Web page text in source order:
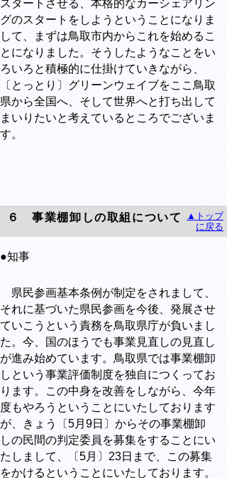
スタートさせる、本格的なカーシェアリン
グのスタートをしようということになりま
して、まずは鳥取市内からこれを始めるこ
とになりました。そうしたようなことをい
ろいろと積極的に仕掛けていきながら、
〔とっとり〕グリーンウェイブをここ鳥取
県から全国へ、そして世界へと打ち出して
まいりたいと考えているところでございま
す。
６ 事業棚卸しの取組について
▲トップ
に戻る
●知事
県民参画基本条例が制定をされまして、
それに基づいた県民参画を今後、発展させ
ていこうという責務を鳥取県庁が負いまし
た。今、国のほうでも事業見直しの見直し
が進み始めています。鳥取県では事業棚卸
しという事業評価制度を独自につくってお
ります。この中身を改善をしながら、今年
度もやろうということにいたしております
が、きょう〔5月9日〕からその事業棚卸
しの民間の判定委員を募集をすることにい
たしまして、〔5月〕23日まで、この募集
をかけるということにいたしております。